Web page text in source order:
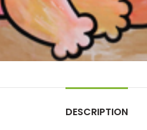
DESCRIPTION